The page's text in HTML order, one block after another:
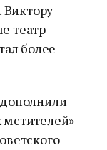
Виктору
театр-
более